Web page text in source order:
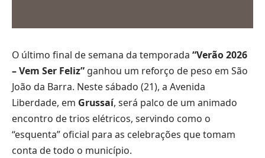
O último final de semana da temporada “Verão 2026
– Vem Ser Feliz” ganhou um reforço de peso em São
João da Barra. Neste sábado (21), a Avenida
Liberdade, em Grussaí, será palco de um animado
encontro de trios elétricos, servindo como o
“esquenta” oficial para as celebrações que tomam
conta de todo o município.